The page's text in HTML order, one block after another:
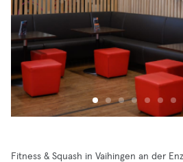
Fitness & Squash in Vaihingen an der Enz